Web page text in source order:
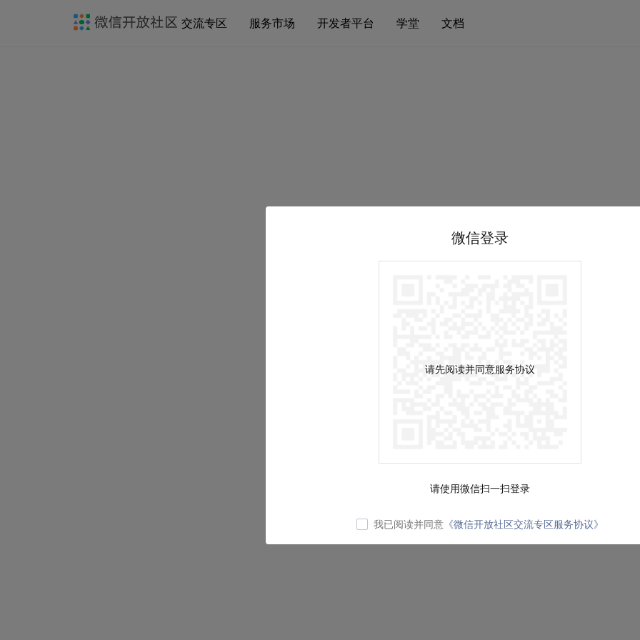
交流专区 服务市场 开发者平台 学堂 文档
微信登录
请先阅读并同意服务协议
请使用微信扫一扫登录
我已阅读并同意 《微信开放社区交流专区服务协议》